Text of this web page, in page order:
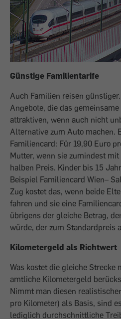
Günstige Familientarife
Auch Familien reisen
Angebote, die das
attraktiven, wenn auch nicht
Alternative zum Auto machen.
Familiencard: Für 19,90 Euro
Mutter, wenn sie zumindest
halben Preis. Kinder bis 15
Beispiel Familiencard Wien–
Zug kostet das, wenn beide
fahren und sie eine
übrigens der gleiche Betrag,
würde, der zum Standardpreis
Kilometergeld als Richtwert
Was kostet die gleiche Strecke
amtliche Kilometergeld
Nimmt man diesen
pro Kilometer) als Basis, sind
lediglich durchschnittliche